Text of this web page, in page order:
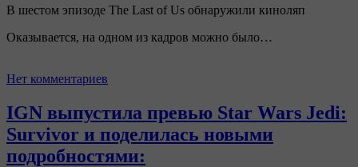
В шестом эпизоде The Last of Us обнаружили киноляп
Оказывается, на одном из кадров можно было…
Нет комментариев
IGN выпустила превью Star Wars Jedi:
Survivor и поделилась новыми
подробностями: